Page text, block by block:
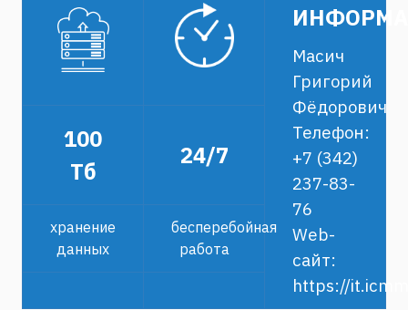
Масич
Григорий
Фёдорович
Телефон:
+7 (342)
237-83-
76
Web-
сайт:
https://
100
Тб
24/7
хранение
данных
бесперебойная
работа